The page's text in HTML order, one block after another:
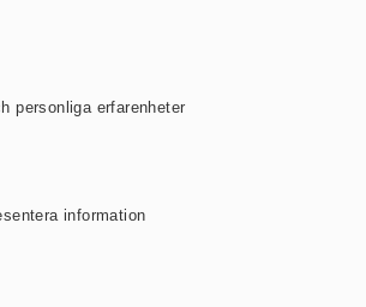
personliga erfarenheter
information